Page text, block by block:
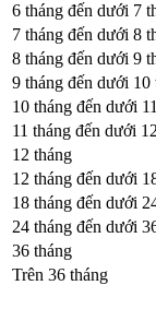
6 tháng đến dưới 7
7 tháng đến dưới 8
8 tháng đến dưới 9
9 tháng đến dưới 10
10 tháng đến dưới
11 tháng đến dưới
12 tháng
12 tháng đến dưới
18 tháng đến dưới
24 tháng đến dưới
36 tháng
Trên 36 tháng